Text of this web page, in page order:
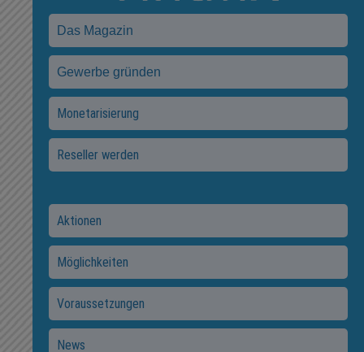
Das Magazin
Gewerbe gründen
Monetarisierung
Reseller werden
Aktionen
Möglichkeiten
Voraussetzungen
News